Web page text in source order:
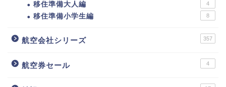
移住準備大人編 4
移住準備小学生編 8
航空会社シリーズ 357
航空券セール 4